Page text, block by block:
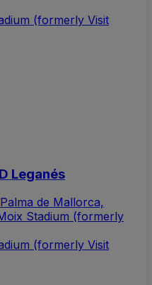
(formerly Visit
Leganés
Palma de Mallorca,
Stadium (formerly
(formerly Visit